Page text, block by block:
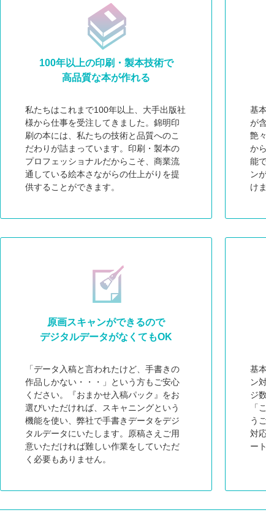
100年以上の印刷・製本技術で
高品質な本が作れる
私たちはこれまで100年以上、大手出版社
様から仕事を受注してきました。錦明印
刷の本には、私たちの技術と品質へのこ
だわりが詰まっています。印刷・製本の
プロフェッショナルだからこそ、商業流
通している絵本さながらの仕上がりを提
供することができます。
基
が
艶
か
能
ン
け
原画スキャンができるので
デジタルデータがなくてもOK
「データ入稿と言われたけど、手書きの
作品しかない・・・」という方もご安心
ください。『おまかせ入稿パック』をお
選びいただければ、スキャニングという
機能を使い、弊社で手書きデータをデジ
タルデータにいたします。原稿さえご用
意いただければ難しい作業をしていただ
く必要もありません。
基
ン
ジ
「
う
対
ー